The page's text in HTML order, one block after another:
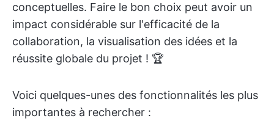
conceptuelles. Faire le bon choix peut avoir un
impact considérable sur l'efficacité de la
collaboration, la visualisation des idées et la
réussite globale du projet ! 🏆
Voici quelques-unes des fonctionnalités les plus
importantes à rechercher :